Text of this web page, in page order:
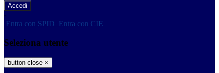
-
Entra con SPID Entra con CIE
Seleziona utente
button close ×